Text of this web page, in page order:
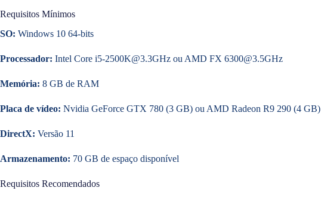
Requisitos Mínimos
SO: Windows 10 64-bits
Processador: Intel Core i5-2500K@3.3GHz ou AMD FX 6300@3.5GHz
Memória: 8 GB de RAM
Placa de vídeo: Nvidia GeForce GTX 780 (3 GB) ou AMD Radeon R9 290 (4 GB)
DirectX: Versão 11
Armazenamento: 70 GB de espaço disponível
Requisitos Recomendados